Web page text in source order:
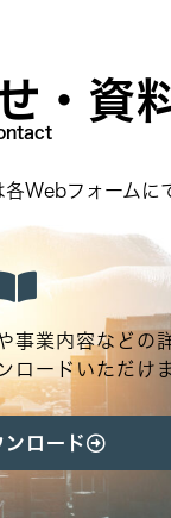
・資
Webフォームに
事業内容などの
ロードいただけま
ンロード